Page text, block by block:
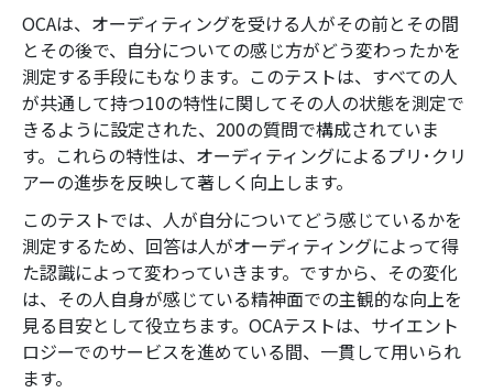
OCAは、オーディティングを受ける人がその前とその間
とその後で、自分についての感じ方がどう変わったかを
測定する手段にもなります。このテストは、すべての人
が共通して持つ10の特性に関してその人の状態を測定で
きるように設定された、200の質問で構成されていま
す。これらの特性は、オーディティングによるプリ･クリ
アーの進歩を反映して著しく向上します。
このテストでは、人が自分についてどう感じているかを
測定するため、回答は人がオーディティングによって得
た認識によって変わっていきます。ですから、その変化
は、その人自身が感じている精神面での主観的な向上を
見る目安として役立ちます。OCAテストは、サイエント
ロジーでのサービスを進めている間、一貫して用いられ
ます。